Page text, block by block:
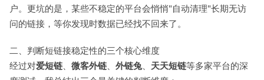
户。更坑的是，某些不稳定的平台会悄悄"自动清理"长期无访
问的链接，等你发现时数据已经找不回来了。
二、判断短链接稳定性的三个核心维度
经过对爱短链、 微客外链、 外链兔、 天天短链等多家平台的深